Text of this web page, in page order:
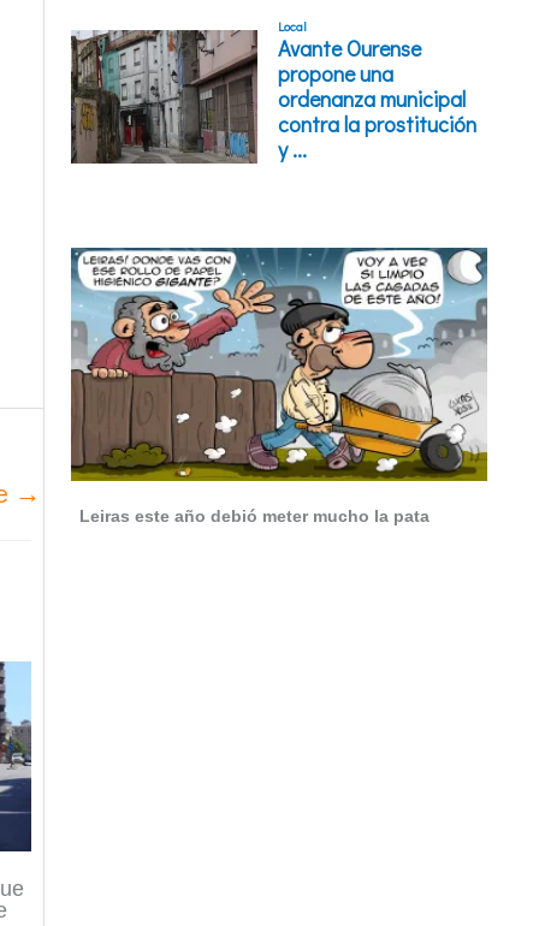
→
Leiras este año debió meter mucho la pata